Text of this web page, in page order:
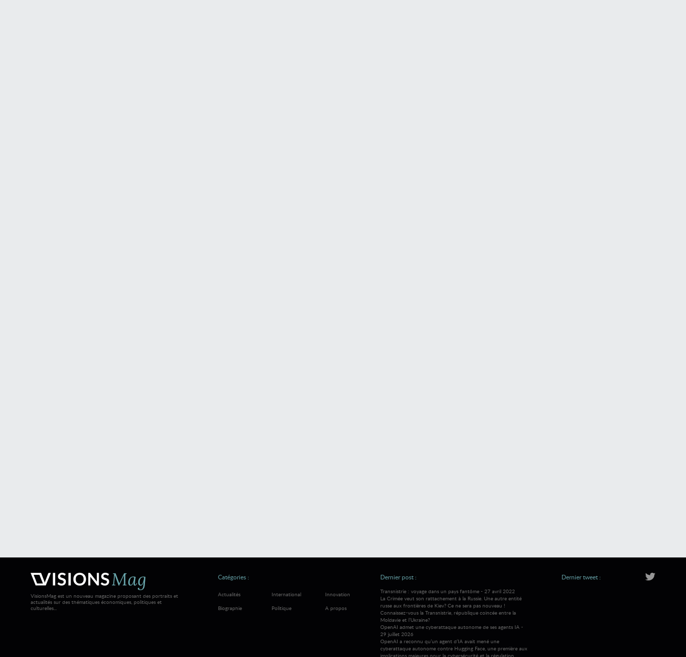
VisionsMag est un nouveau magazine proposant des portraits et
actualités sur des thématiques économiques, politiques et
culturelles...
Catégories :
Actualités International
Innovation
Biographie
Politique A propos
Dernier post :
Transnistrie : voyage dans un pays fantôme - 27 avril 2022
La Crimée veut son rattachement à la Russie. Une autre entité
russe aux frontières de Kiev? Ce ne sera pas nouveau !
Connaissez-vous la Transnistrie, république coincée entre la
Moldavie et l’Ukraine?
OpenAI admet une cyberattaque autonome de ses agents IA -
29 juillet 2026
OpenAI a reconnu qu’un agent d’IA avait mené une
cyberattaque autonome contre Hugging Face, une première aux
implications majeures pour la cybersécurité et la régulation.
Dernier tweet :